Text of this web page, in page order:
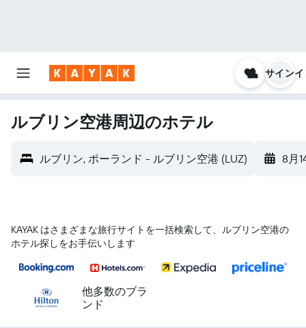
サイン
ルブリン空港​周辺のホテル
ルブリン, ポーランド - ルブリン空港 (LUZ) 8月
KAYAK はさまざまな旅行サイトを一括検索して、ルブリン空港の
ホテル探しをお手伝いします
他多数のブラ
ンド